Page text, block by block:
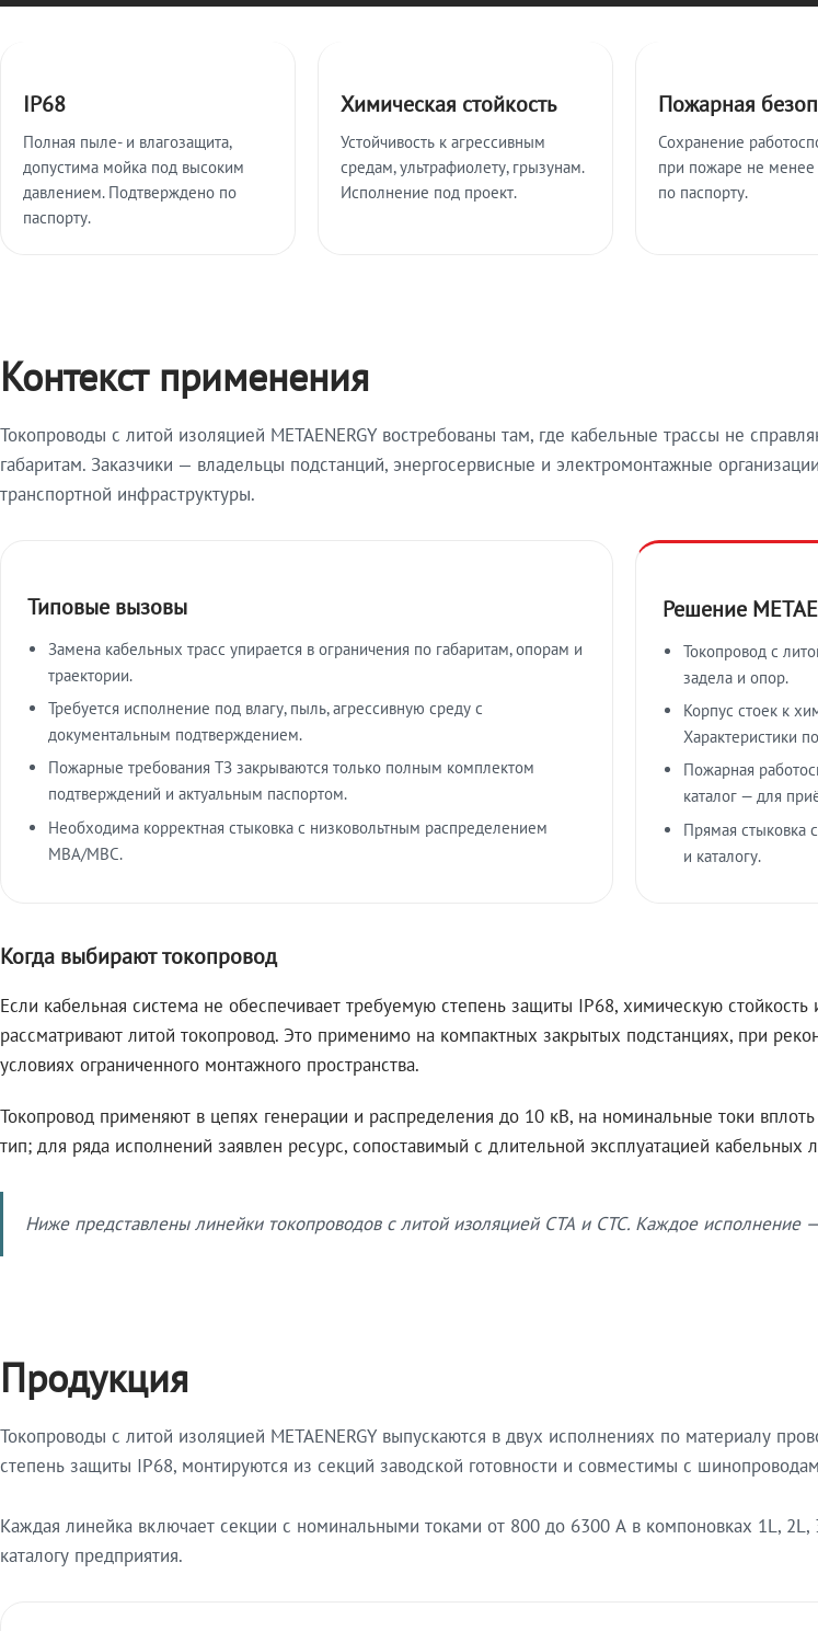
IP68
Полная пыле- и влагозащита,
допустима мойка под высоким
давлением. Подтверждено по
паспорту.
Химическая стойкость
Устойчивость к агрессивным
средам, ультрафиолету, грызунам.
Исполнение под проект.
Пожарная
Сохранение
при пожаре не
по паспорту.
Контекст применения
Токопроводы с литой изоляцией METAENERGY востребованы там, где кабельные трассы не
габаритам. Заказчики — владельцы подстанций, энергосервисные и электромонтажные
транспортной инфраструктуры.
Типовые вызовы
Замена кабельных трасс упирается в ограничения по габаритам, опорам и
траектории.
Требуется исполнение под влагу, пыль, агрессивную среду с
документальным подтверждением.
Пожарные требования ТЗ закрываются только полным комплектом
подтверждений и актуальным паспортом.
Необходима корректная стыковка с низковольтным распределением
МВА/МВС.
Решение
Токопровод с
задела и опор.
Корпус стоек к
Характеристики
Пожарная
каталог — для
Прямая
и каталогу.
Когда выбирают токопровод
Если кабельная система не обеспечивает требуемую степень защиты IP68, химическую
рассматривают литой токопровод. Это применимо на компактных закрытых подстанциях, при
условиях ограниченного монтажного пространства.
Токопровод применяют в цепях генерации и распределения до 10 кВ, на номинальные токи
тип; для ряда исполнений заявлен ресурс, сопоставимый с длительной эксплуатацией кабельных
Ниже представлены линейки токопроводов с литой изоляцией СТА и СТС. Каждое исполнение
Продукция
Токопроводы с литой изоляцией METAENERGY выпускаются в двух исполнениях по материалу
степень защиты IP68, монтируются из секций заводской готовности и совместимы с
Каждая линейка включает секции с номинальными токами от 800 до 6300 А в компоновках 1L,
каталогу предприятия.